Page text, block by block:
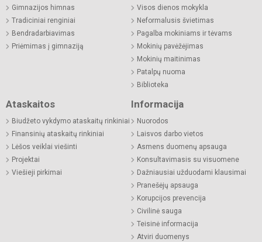
Gimnazijos himnas
Tradiciniai renginiai
Bendradarbiavimas
Priėmimas į gimnaziją
Visos dienos mokykla
Neformalusis švietimas
Pagalba mokiniams ir tėvams
Mokinių pavėžėjimas
Mokinių maitinimas
Patalpų nuoma
Biblioteka
Ataskaitos
Biudžeto vykdymo ataskaitų rinkiniai
Finansinių ataskaitų rinkiniai
Lėšos veiklai viešinti
Projektai
Viešieji pirkimai
Informacija
Nuorodos
Laisvos darbo vietos
Asmens duomenų apsauga
Konsultavimasis su visuomene
Dažniausiai užduodami klausimai
Pranešėjų apsauga
Korupcijos prevencija
Civilinė sauga
Teisinė informacija
Atviri duomenys